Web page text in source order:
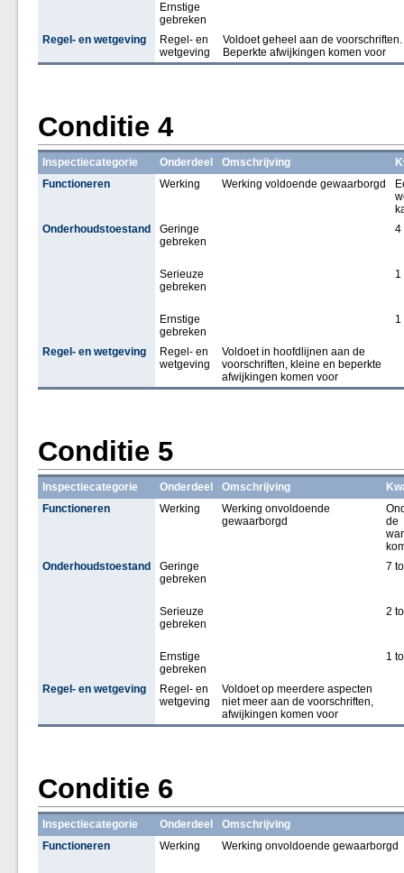
Ernstige
gebreken
Regel- en wetgeving
Regel- en
wetgeving
Voldoet geheel aan de voorschriften.
Beperkte afwijkingen komen voor
Conditie 4
Inspectiecategorie Onderdeel Omschrijving
Functioneren
Werking Werking voldoende gewaarborgd
Onderhoudstoestand
Geringe
gebreken
4
Serieuze
gebreken
1
Ernstige
gebreken
1
Regel- en wetgeving
Regel- en
wetgeving
Voldoet in hoofdlijnen aan de
voorschriften, kleine en beperkte
afwijkingen komen voor
Conditie 5
Inspectiecategorie Onderdeel Omschrijving
Functioneren
Werking
Werking onvoldoende
gewaarborgd
de
Onderhoudstoestand
Geringe
gebreken
7
Serieuze
gebreken
2
Ernstige
gebreken
1
Regel- en wetgeving
Regel- en
wetgeving
Voldoet op meerdere aspecten
niet meer aan de voorschriften,
afwijkingen komen voor
Conditie 6
Inspectiecategorie Onderdeel
Omschrijving
Functioneren
Werking Werking onvoldoende gewaarborgd